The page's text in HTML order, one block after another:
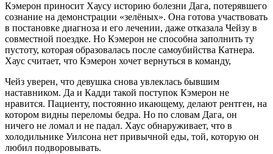
Кэмерон приносит Хаусу историю болезни Дага, потерявшего
сознание на демонстрации «зелёных». Она готова участвовать
в постановке диагноза и его лечении, даже отказала Чейзу в
совместной поездке. Но Кэмерон не способна заполнить ту
пустоту, которая образовалась после самоубийства Катнера.
Хаус считает, что Кэмерон хочет вернуться в команду,
Чейз уверен, что девушка снова увлеклась бывшим
наставником. Да и Кадди такой поступок Кэмерон не
нравится. Пациенту, постоянно икающему, делают рентген, на
котором видны переломы бедра. Но по словам Дага, он
ничего не ломал и не падал. Хаус обнаруживает, что в
холодильнике Уилсона нет привычной еды, той, которую он
любил подворовывать.